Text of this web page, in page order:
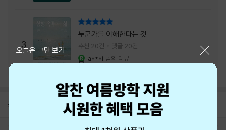
3
누군가를 이해한다는 것
추천 20건 댓글 20건
a***i 님의 리뷰
공지 8월 신용카드 무이자할부 안내
오늘은 그만 보기